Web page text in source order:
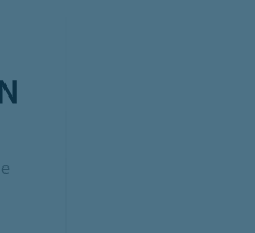
mit Frank Rosin & den